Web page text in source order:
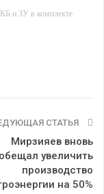
и ЗУ в комплекте
СТАТЬЯ
Мирзияев вновь
увеличить
производство
на 50%